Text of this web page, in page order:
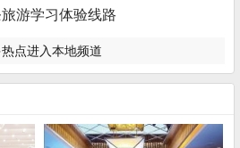
游学习体验线路
点进入本地频道